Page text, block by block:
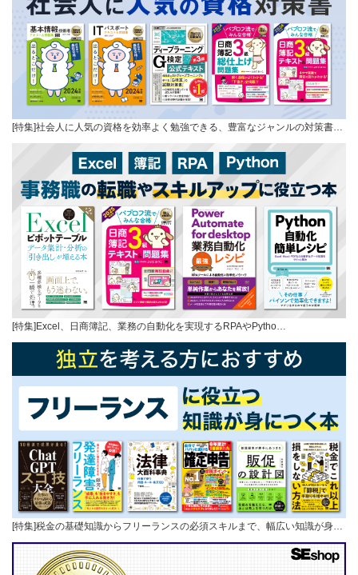
[特集]社会人に人気の資格を効率よく勉強できる、豊富なジャンルの対策書…
[特集]Excel、日商簿記、業務の自動化を実現するRPAやPytho…
[特集]税金の基礎知識からフリーランスの必須スキルまで、幅広い知識が身…